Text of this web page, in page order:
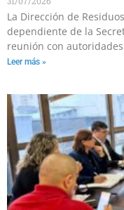
La Dirección de
dependiente de la
reunión con
Leer más »